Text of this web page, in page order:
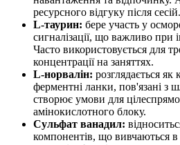
ресурсного відгуку після сесій.
L-таурин: бере участь у
сигналізації, що важливо при
Часто використовується для
концентрації на заняттях.
L-норвалін: розглядається
ферментні ланки, пов'язані з
створює умови для
амінокислотного блоку.
Сульфат ванадил:
компонентів, що вивчаються в